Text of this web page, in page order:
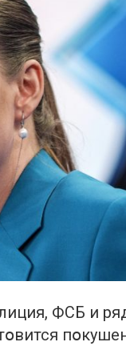
ФСБ и